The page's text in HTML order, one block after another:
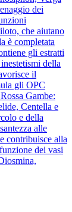
dei
che aiutano
è completata
gli estratti
della
il
gli OPC
Gambe:
Centella e
e della
alle
contribuisce alla
dei vasi